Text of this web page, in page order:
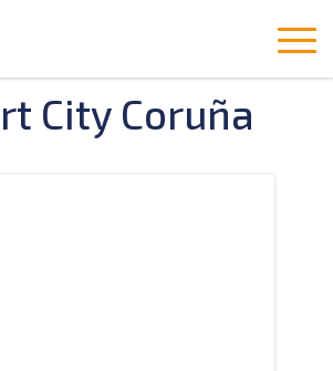
City Coruña